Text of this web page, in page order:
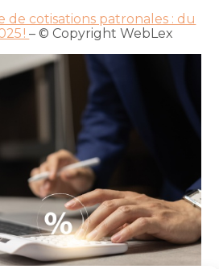
de cotisations patronales : du
!– © Copyright WebLex